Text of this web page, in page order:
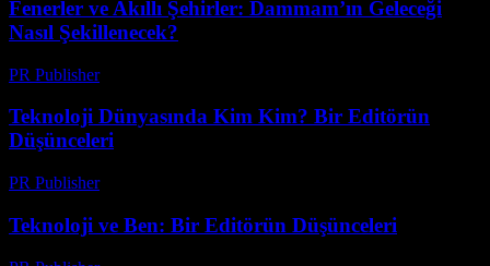
Fenerler ve Akıllı Şehirler: Dammam’ın Geleceği
Nasıl Şekillenecek?
PR Publisher-
Teknoloji Dünyasında Kim Kim? Bir Editörün
Düşünceleri
PR Publisher-
Teknoloji ve Ben: Bir Editörün Düşünceleri